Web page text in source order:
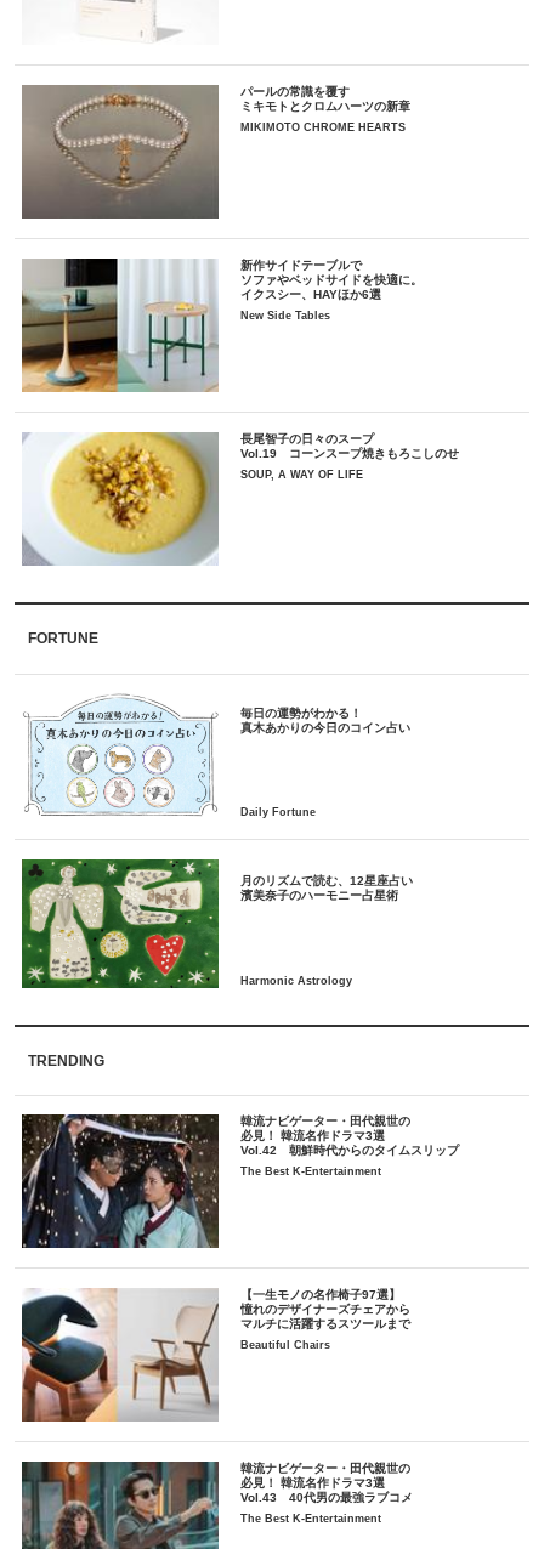
パールの常識を覆す
ミキモトとクロムハーツの新章
MIKIMOTO CHROME HEARTS
新作サイドテーブルで
ソファやベッドサイドを快適に。
イクスシー、HAYほか6選
New Side Tables
長尾智子の日々のスープ
Vol.19 コーンスープ焼きもろこしのせ
SOUP, A WAY OF LIFE
FORTUNE
毎日の運勢がわかる！
月のリズムで読む、12星座占い
TRENDING
韓流ナビゲーター・田代親世の
必見！ 韓流名作ドラマ3選
Vol.42 朝鮮時代からのタイムスリップ
The Best K-Entertainment
【一生モノの名作椅子97選】
憧れのデザイナーズチェアから
マルチに活躍するスツールまで
Beautiful Chairs
韓流ナビゲーター・田代親世の
必見！ 韓流名作ドラマ3選
Vol.43 40代男の最強ラブコメ
The Best K-Entertainment